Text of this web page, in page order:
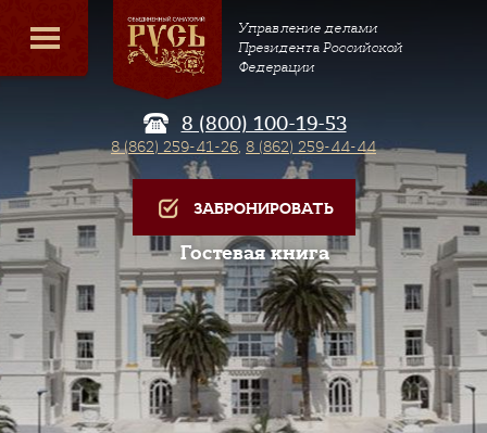
Управление делами
Президента Российской
Федерации
8 (800) 100-19-53
8 (862) 259-41-26, 8 (862) 259-44-44
ЗАБРОНИРОВАТЬ
Гостевая книга